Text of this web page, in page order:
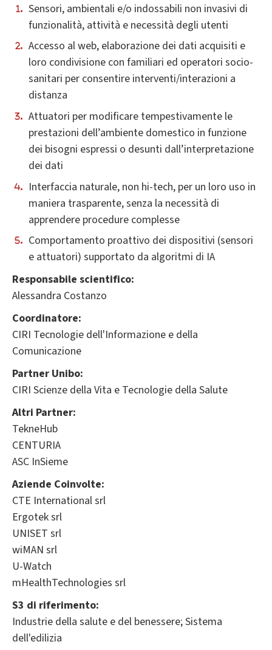
Sensori, ambientali e/o indossabili non invasivi di
funzionalità, attività e necessità degli utenti
Accesso al web, elaborazione dei dati acquisiti e
loro condivisione con familiari ed operatori socio-
sanitari per consentire interventi/interazioni a
distanza
Attuatori per modificare tempestivamente le
prestazioni dell’ambiente domestico in funzione
dei bisogni espressi o desunti dall’interpretazione
dei dati
Interfaccia naturale, non hi-tech, per un loro uso in
maniera trasparente, senza la necessità di
apprendere procedure complesse
Comportamento proattivo dei dispositivi (sensori
e attuatori) supportato da algoritmi di IA
Responsabile scientifico:
Alessandra Costanzo
Coordinatore:
CIRI Tecnologie dell'Informazione e della
Comunicazione
Partner Unibo:
CIRI Scienze della Vita e Tecnologie della Salute
Altri Partner:
TekneHub
CENTURIA
ASC InSieme
Aziende Coinvolte:
CTE International srl
Ergotek srl
UNISET srl
wiMAN srl
U-Watch
mHealthTechnologies srl
S3 di riferimento:
Industrie della salute e del benessere; Sistema
dell'edilizia